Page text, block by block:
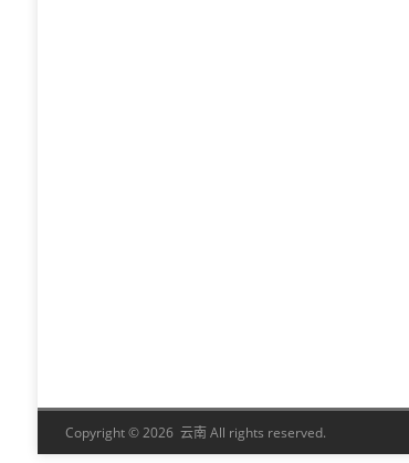
Copyright © 2026 云南 All rights reserved.